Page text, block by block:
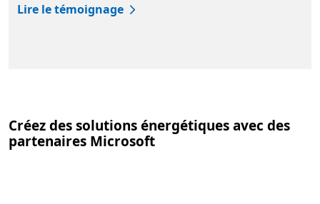
Lire le témoignage
Créez des solutions énergétiques avec des
partenaires Microsoft